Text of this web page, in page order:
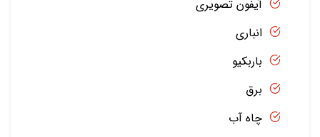
آیفون تصویری
انباری
باربکیو
برق
چاه آب